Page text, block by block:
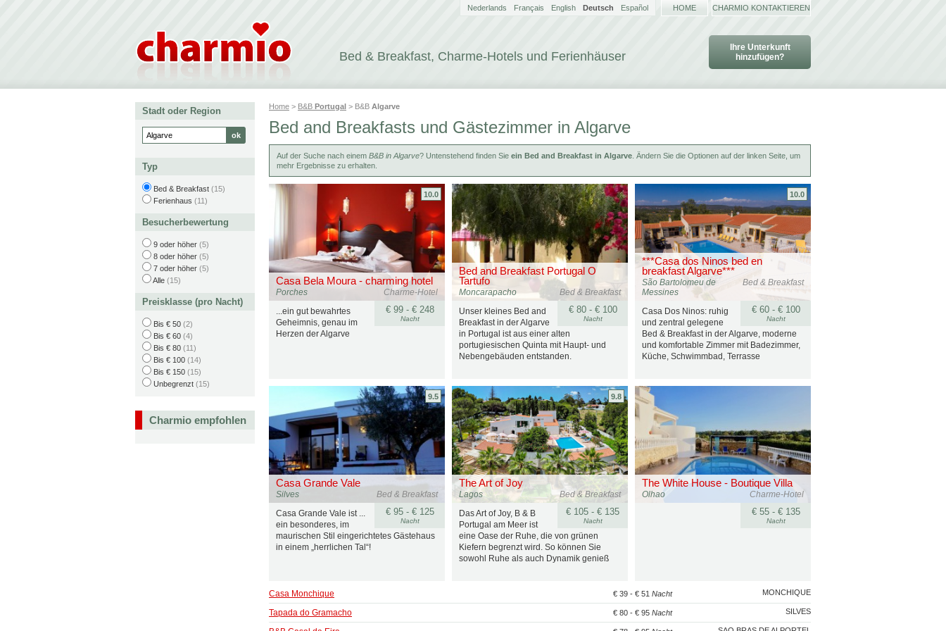
Bed & Breakfast, Charme-Hotels und Ferienhäuser
Ihre Unterkunft
hinzufügen?
Nederlands Français English Deutsch Español HOME CHARMIO KONTAKTIEREN
Home > B&B Portugal > B&B Algarve
Bed and Breakfasts und Gästezimmer in Algarve
Auf der Suche nach einem B&B in Algarve? Untenstehend finden Sie ein Bed and Breakfast in Algarve . Ändern Sie die Optionen auf der linken Seite, um
mehr Ergebnisse zu erhalten.
Casa Bela Moura - charming hotel
Charme-Hotel
Porches
10.0
€ 99 - € 248
Nacht
...ein gut bewahrtes
Geheimnis, genau im
Herzen der Algarve
Bed and Breakfast Portugal O
Tartufo
Bed & Breakfast
Moncarapacho
€ 80 - € 100
Nacht
Unser kleines Bed and
Breakfast in der Algarve
in Portugal ist aus einer alten
portugiesischen Quinta mit Haupt- und
Nebengebäuden entstanden.
***Casa dos Ninos bed en
breakfast Algarve***
Bed & Breakfast
São Bartolomeu de
Messines
10.0
€ 60 - € 100
Nacht
Casa Dos Ninos: ruhig
und zentral gelegene
Bed & Breakfast in der Algarve, moderne
und komfortable Zimmer mit Badezimmer,
Küche, Schwimmbad, Terrasse
Casa Grande Vale
Bed & Breakfast
Silves
9.5
€ 95 - € 125
Nacht
Casa Grande Vale ist ...
ein besonderes, im
maurischen Stil eingerichtetes Gästehaus
in einem „herrlichen Tal“!
The Art of Joy
Bed & Breakfast
Lagos
9.8
€ 105 - € 135
Nacht
Das Art of Joy, B & B
Portugal am Meer ist
eine Oase der Ruhe, die von grünen
Kiefern begrenzt wird. So können Sie
sowohl Ruhe als auch Dynamik genieß
The White House - Boutique Villa
Charme-Hotel
Olhao
€ 55 - € 135
Nacht
MONCHIQUE
Casa Monchique € 39 - € 51 Nacht
SILVES
Tapada do Gramacho € 80 - € 95 Nacht
Stadt oder Region
Typ
Bed & Breakfast (15)
Ferienhaus (11)
Besucherbewertung
9 oder höher (5)
8 oder höher (5)
7 oder höher (5)
Alle (15)
Preisklasse (pro Nacht)
Bis € 50 (2)
Bis € 60 (4)
Bis € 80 (11)
Bis € 100 (14)
Bis € 150 (15)
Unbegrenzt (15)
Charmio empfohlen